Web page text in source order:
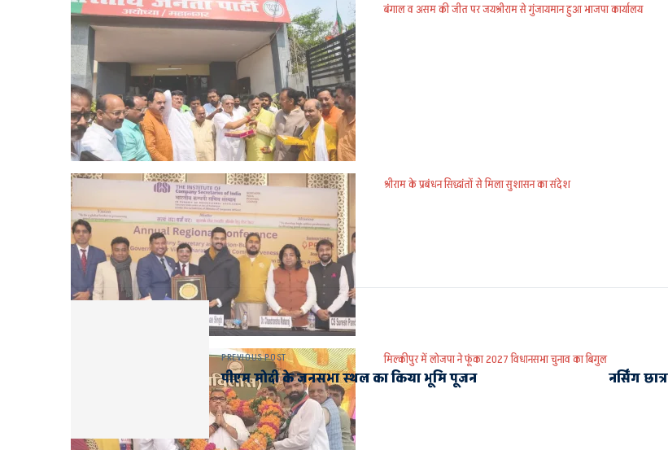
बंगाल व असम की जीत पर जयश्रीराम से गुंजायमान हुआ भाजपा कार्यालय
श्रीराम के प्रबंधन सिद्धांतों से मिला सुशासन का संदेश
मिल्कीपुर में लोजपा ने फूंका 2027 विधानसभा चुनाव का बिगुल
PREVIOUS POST
पीएम मोदी के जनसभा स्थल का किया भूमि पूजन नर्सिंग